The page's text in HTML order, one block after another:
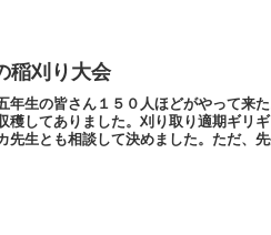
稲刈り大会
年生の皆さん１５０人ほどがやって来
穫してありました。刈り取り適期ギリ
先生とも相談して決めました。ただ、